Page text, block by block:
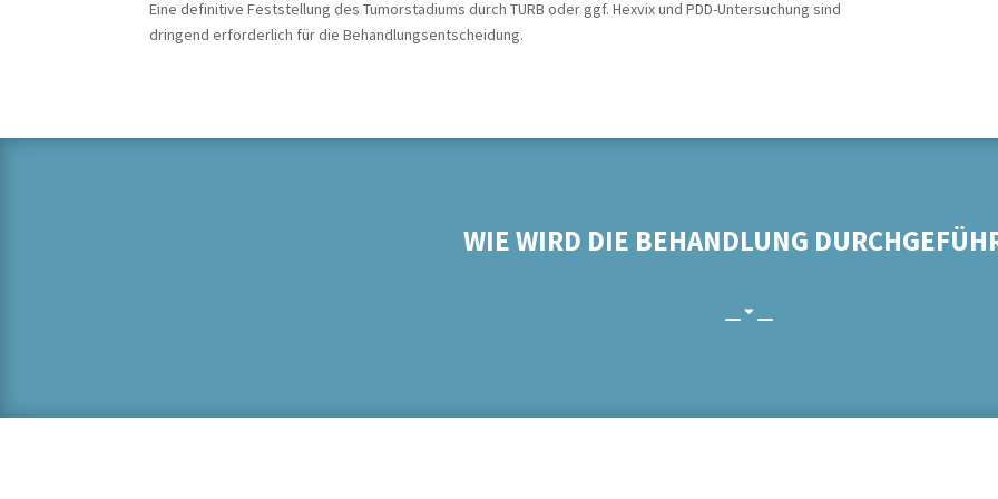
Eine definitive Feststellung des Tumorstadiums durch TURB oder ggf. Hexvix und PDD-Untersuchung sind
dringend erforderlich für die Behandlungsentscheidung.
WIE WIRD DIE BEHANDLUNG